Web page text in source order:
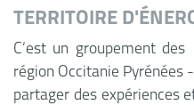
TERRITOIRE
C’est un groupement
région Occitanie Pyrénées
partager des expériences